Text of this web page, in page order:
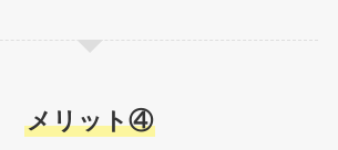
メリット④